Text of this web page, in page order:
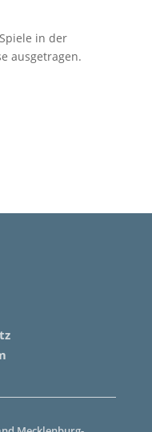
in der
ausgetragen.